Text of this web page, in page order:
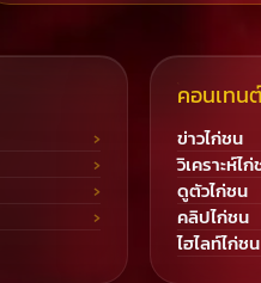
คอนเทน
ข่าวไก่ชน
วิเคราะห์ไ
ดูตัวไก่ชน
คลิปไก่ชน
ไฮไลท์ไก่ชน